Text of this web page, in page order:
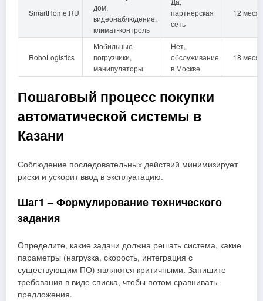
SmartHome.RU
дом,
видеонаблюдение,
климат‑контроль
партнёрская
сеть
12
RoboLogistics
Мобильные
погрузчики,
манипуляторы
Нет,
обслуживание
в Москве
18
Пошаговый процесс покупки
автоматической системы в
Казани
Соблюдение последовательных действий минимизирует
риски и ускорит ввод в эксплуатацию.
Шаг1 – Формулирование технического
задания
Определите, какие задачи должна решать система, какие
параметры (нагрузка, скорость, интеграция с
существующим ПО) являются критичными. Запишите
требования в виде списка, чтобы потом сравнивать
предложения.